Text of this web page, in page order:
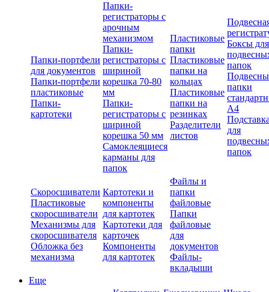
Папки-портфели
для документов
Папки-портфели
пластиковые
Папки-
картотеки
Папки-
регистраторы с
арочным
механизмом
Папки-
регистраторы с
шириной
корешка 70-80
мм
Папки-
регистраторы с
шириной
корешка 50 мм
Самоклеящиеся
карманы для
папок
Пластиковые
папки
Пластиковые
папки на
кольцах
Пластиковые
папки на
резинках
Разделители
листов
Боксы для
папок
папки
А4
для
папок
Скоросшиватели
Пластиковые
скоросшиватели
Механизмы для
скоросшивателя
Обложка без
механизма
Картотеки и
компоненты
для картотек
Картотеки для
карточек
Компоненты
для картотек
Файлы и
папки
файловые
Папки
файловые
для
документов
Файлы-
вкладыши
Еще